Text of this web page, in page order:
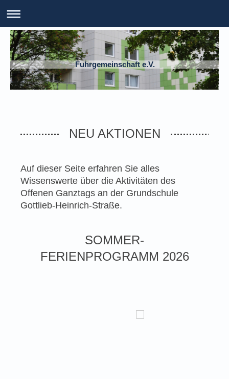
Fuhrgemeinschaft e.V.
NEU AKTIONEN
Auf dieser Seite erfahren Sie alles
Wissenswerte über die Aktivitäten des
Offenen Ganztags an der Grundschule
Gottlieb-Heinrich-Straße.
SOMMER-
FERIENPROGRAMM 2026